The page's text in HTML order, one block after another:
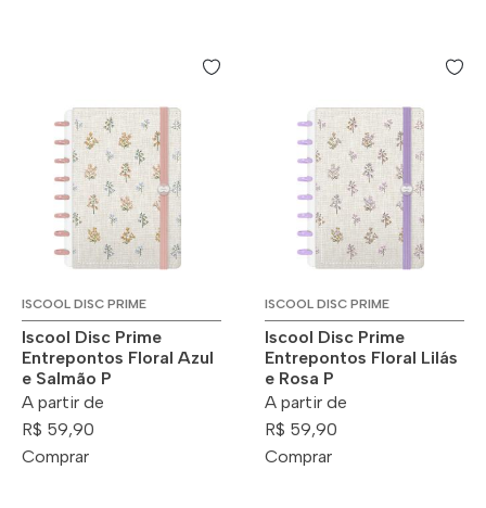
ISCOOL DISC PRIME
Iscool Disc Prime
Entrepontos Floral Azul
e Salmão P
A partir de
R$ 59,90
Comprar
ISCOOL DISC PRIME
Iscool Disc Prime
Entrepontos Floral Lilás
e Rosa P
A partir de
R$ 59,90
Comprar